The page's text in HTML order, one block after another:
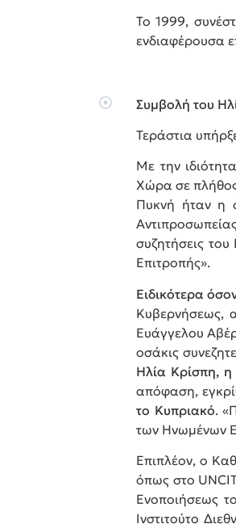
Το 1999,
ενδιαφέρουσα
Συμβολή του
Τεράστια
Με την
Χώρα σε
Πυκνή ήταν η
συζητήσεις
Επιτροπής».
Ειδικότερα
Κυβερνήσεως,
Ευάγγελου
οσάκις
Ηλία Κρίσπη,
απόφαση,
το Κυπριακό.
των Ηνωμένων
Επιπλέον, ο
όπως στο
Ενοποιήσεως
Ινστιτούτο